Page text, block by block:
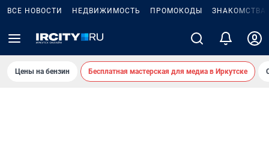
ВСЕ НОВОСТИ НЕДВИЖИМОСТЬ ПРОМОКОДЫ ЗНАКОМСТВА
Цены на бензин Бесплатная мастерская для медиа в Иркутске